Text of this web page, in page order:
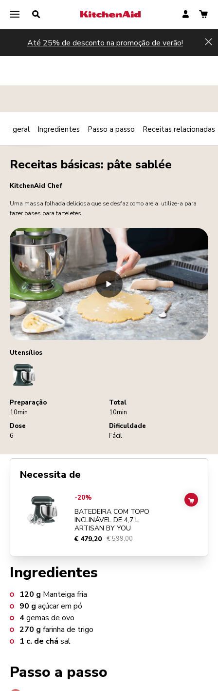
Até 25% de desconto na promoção de verão!
Utensílios
StandMixer
Preparação
10min
Total
10min
Dose
6
Dificuldade
Fácil
PADARIA Print
Receitas básicas: pâte sablée
KitchenAid Chef
Uma massa folhada deliciosa que se desfaz como areia: utilize-a para
fazer bases para tarteletes.
geral Ingredientes Passo a passo Receitas relacionadas
Ingredientes
120 g Manteiga fria
90 g açúcar em pó
4gemas de ovo
270 g farinha de trigo
1 c. de chá sal
Passo a passo
Necessita de
Go toBATEDEIRA COM TOPO INCLINÁVEL DE 4,7 L ARTISAN BY
-20%
BATEDEIRA COM TOPO
INCLINÁVEL DE 4,7 L
ARTISAN BY YOU
€ 479,20 € 599,00
ADD